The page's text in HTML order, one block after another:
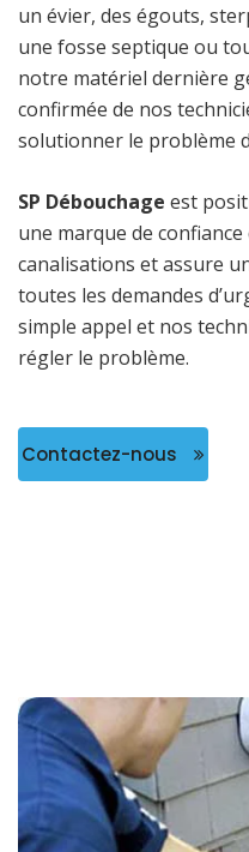
un évier, des égouts,
une fosse septique ou
notre matériel dernière
confirmée de nos
solutionner le problème
SP Débouchage est
une marque de
canalisations et assure
toutes les demandes
simple appel et nos
régler le problème.
Contactez-nous